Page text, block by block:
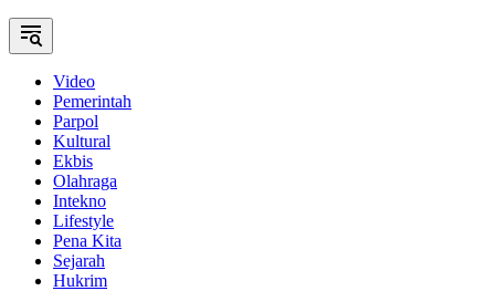
Video
Pemerintah
Parpol
Kultural
Ekbis
Olahraga
Intekno
Lifestyle
Pena Kita
Sejarah
Hukrim